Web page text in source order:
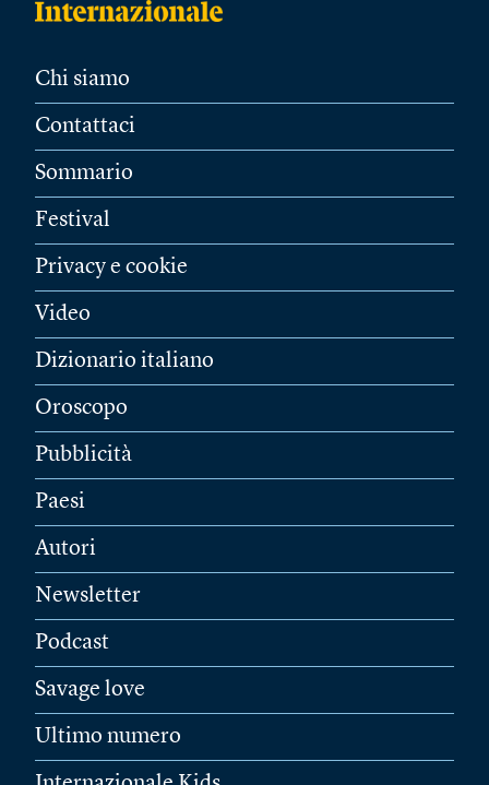
Chi siamo
Contattaci
Sommario
Festival
Privacy e cookie
Video
Dizionario italiano
Oroscopo
Pubblicità
Paesi
Autori
Newsletter
Podcast
Savage love
Ultimo numero